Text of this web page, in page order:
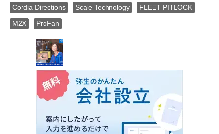
Cordia Directions Scale Technology FLEET PITLOCK
M2X ProFan